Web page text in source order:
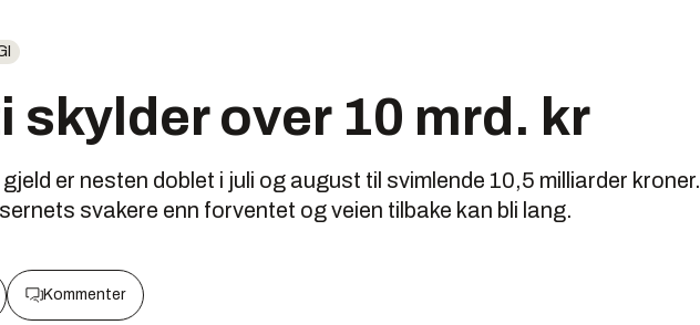
skylder over 10 mrd. kr
er nesten doblet i juli og august til svimlende 10,5 milliarder kroner.
svakere enn forventet og veien tilbake kan bli lang.
Kommenter